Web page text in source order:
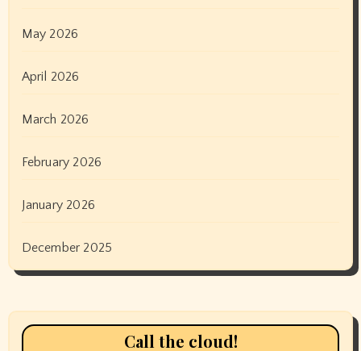
May 2026
April 2026
March 2026
February 2026
January 2026
December 2025
Call the cloud!